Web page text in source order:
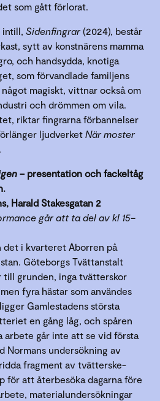
som gått förlorat.
intill, Sidenfingrar (2024), består
sytt av konstnärens mamma
och handsydda, knotiga
som förvandlade familjens
magiskt, vittnar också om
och drömmen om vila.
riktar fingrarna förbannelser
ljudverket När moster
– presentation och fackeltåg
Harald Stakesgatan 2
går att ta del av kl 15–
det i kvarteret Aborren på
Göteborgs Tvättanstalt
till grunden, inga tvätterskor
fyra hästar som användes
Gamlestadens största
en gång låg, och spåren
arbete går inte att se vid första
Normans undersökning av
fragment av tvätterske-
för att återbesöka dagarna före
materialundersökningar